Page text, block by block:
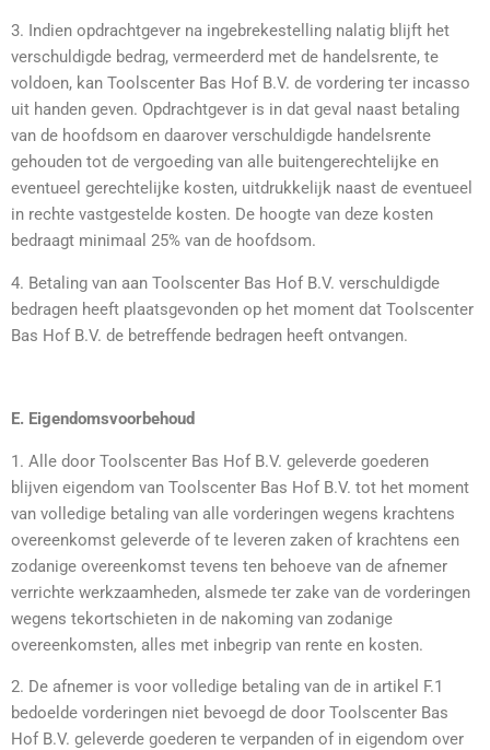
3. Indien opdrachtgever na ingebrekestelling nalatig blijft het
verschuldigde bedrag, vermeerderd met de handelsrente, te
voldoen, kan Toolscenter Bas Hof B.V. de vordering ter incasso
uit handen geven. Opdrachtgever is in dat geval naast betaling
van de hoofdsom en daarover verschuldigde handelsrente
gehouden tot de vergoeding van alle buitengerechtelijke en
eventueel gerechtelijke kosten, uitdrukkelijk naast de eventueel
in rechte vastgestelde kosten. De hoogte van deze kosten
bedraagt minimaal 25% van de hoofdsom.
4. Betaling van aan Toolscenter Bas Hof B.V. verschuldigde
bedragen heeft plaatsgevonden op het moment dat Toolscenter
Bas Hof B.V. de betreffende bedragen heeft ontvangen.
E. Eigendomsvoorbehoud
1. Alle door Toolscenter Bas Hof B.V. geleverde goederen
blijven eigendom van Toolscenter Bas Hof B.V. tot het moment
van volledige betaling van alle vorderingen wegens krachtens
overeenkomst geleverde of te leveren zaken of krachtens een
zodanige overeenkomst tevens ten behoeve van de afnemer
verrichte werkzaamheden, alsmede ter zake van de vorderingen
wegens tekortschieten in de nakoming van zodanige
overeenkomsten, alles met inbegrip van rente en kosten.
2. De afnemer is voor volledige betaling van de in artikel F.1
bedoelde vorderingen niet bevoegd de door Toolscenter Bas
Hof B.V. geleverde goederen te verpanden of in eigendom over